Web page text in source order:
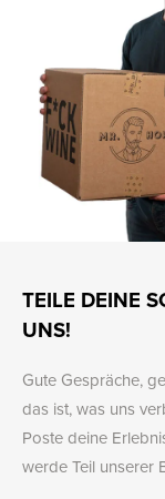
TEILE DEINE
UNS!
Gute Gespräche,
das ist, was uns
Poste deine
werde Teil unserer